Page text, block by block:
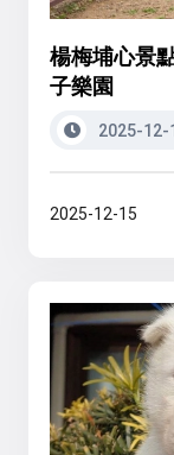
楊梅埔心景
子樂園
2025-12-
2025-12-15